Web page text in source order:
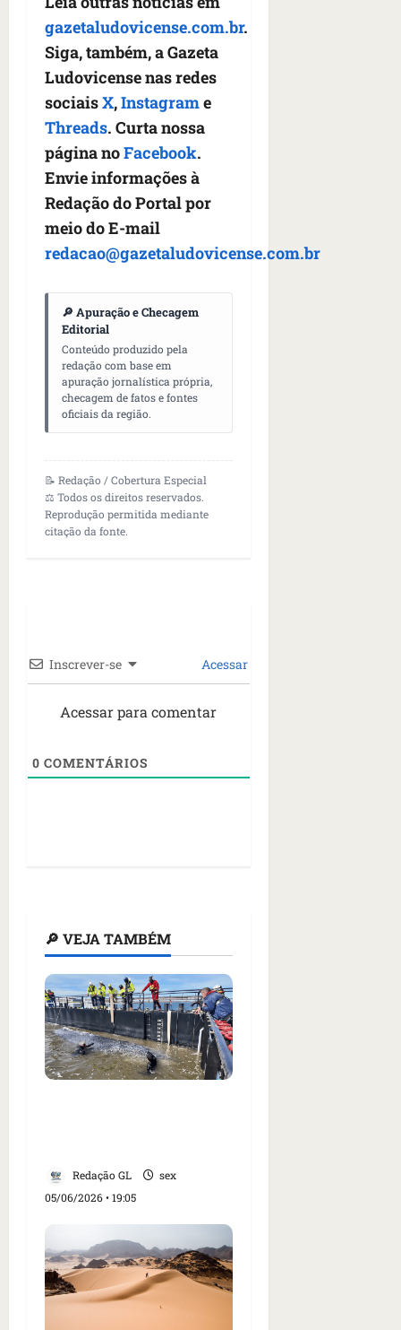
gazetaludovicense.com.br.
Siga, também, a Gazeta
Ludovicense nas redes
sociaisX,Instagrame
Threads. Curta nossa
página noFacebook.
Envie informações à
Redação do Portal por
meio do E-mail
redacao@gazetaludovicense.com.br
🔎 Apuração e Checagem
Editorial
Conteúdo produzido pela
redação com base em
apuração jornalística própria,
checagem de fatos e fontes
oficiais da região.
📝 Redação / Cobertura Especial
⚖️ Todos os direitos reservados.
Reprodução permitida mediante
citação da fonte.
Inscrever-se Acessar
Acessar para comentar
0 COMENTÁRIOS
🔎 VEJA TAMBÉM
Redação GL
sex
05/06/2026 • 19:05